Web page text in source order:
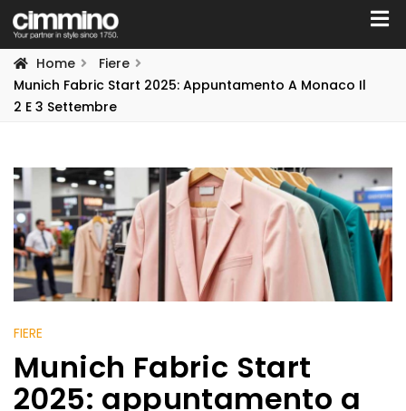
Home
Fiere
Munich Fabric Start 2025: Appuntamento A Monaco Il
2 E 3 Settembre
FIERE
Munich Fabric Start
2025: appuntamento a